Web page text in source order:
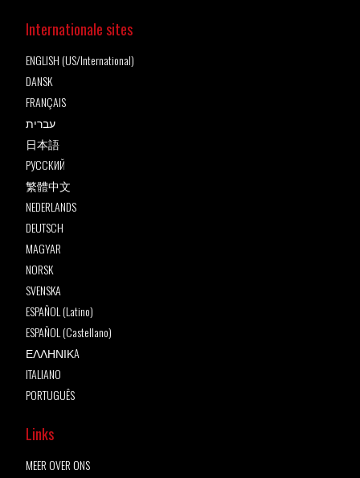
Internationale sites
ENGLISH (US/International)
DANSK
FRANÇAIS
עברית
日本語
РУССКИЙ
繁體中文
NEDERLANDS
DEUTSCH
MAGYAR
NORSK
SVENSKA
ESPAÑOL (Latino)
ESPAÑOL (Castellano)
ΕΛΛΗΝΙΚA
ITALIANO
PORTUGUÊS
Links
MEER OVER ONS